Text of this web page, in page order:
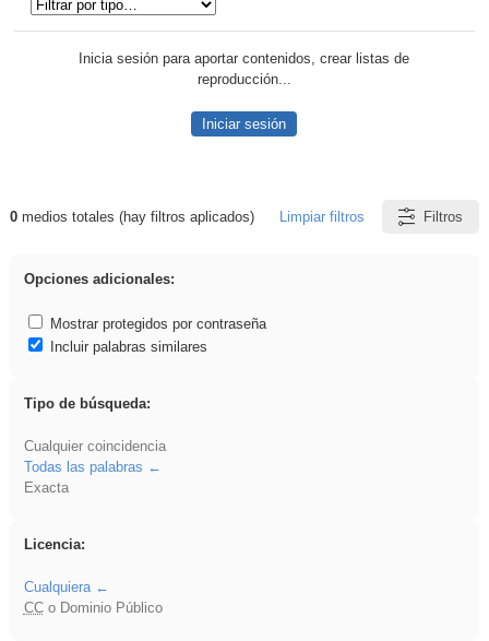
Inicia sesión para aportar contenidos, crear listas de
reproducción...
Iniciar sesión
Resultados de: flecha
0medios totales (hay filtros aplicados) Limpiar filtros Filtros
Opciones adicionales:
Mostrar protegidos por contraseña
Incluir palabras similares
Tipo de búsqueda:
Cualquier coincidencia
Todas las palabras
Exacta
Licencia:
Cualquiera
CCo Dominio Público